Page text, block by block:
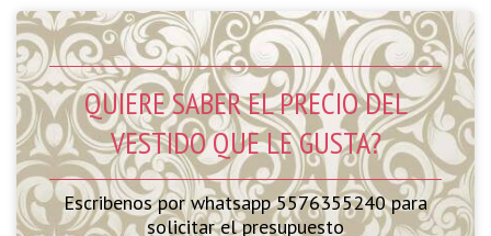
QUIERE SABER EL PRECIO DEL
VESTIDO QUE LE GUSTA?
Escribenos por whatsapp 5576355240 para
solicitar el presupuesto